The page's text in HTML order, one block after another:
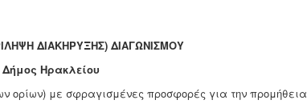
ΔΙΑΚΗΡΥΞΗΣ) ΔΙΑΓΩΝΙΣΜΟΥ
Ηρακλείου
ορίων) με σφραγισμένες προσφορές για την